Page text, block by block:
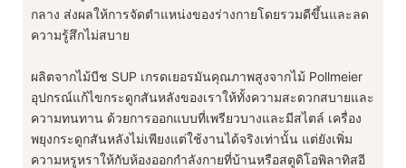
กลาง ส่งผลให้การจัดตำแหน่งของร่างกายโดยรวมดีขึ้นและลด
ความรู้สึกไม่สบาย
ผลิตจากไม้บีช SUP เกรดเยอรมันคุณภาพสูงจากไม้ Pollmeier
อุปกรณ์แก้ไขกระดูกสันหลังของเราให้ทั้งความสะดวกสบายและ
ความทนทาน ด้วยการออกแบบที่เพรียวบางและมีสไตล์ เครื่อง
พยุงกระดูกสันหลังไม่เพียงแต่ใช้งานได้จริงเท่านั้น แต่ยังเพิ่ม
ความหรูหราให้กับห้องออกกำลังกายที่บ้านหรือสตูดิโอพิลาทิสอี